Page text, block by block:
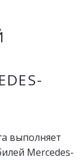
выполняет
Mercedes-